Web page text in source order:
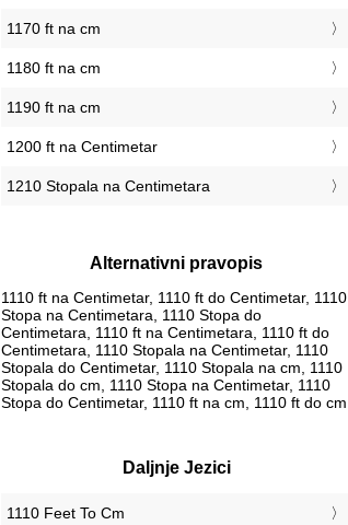
1170 ft na cm
1180 ft na cm
1190 ft na cm
1200 ft na Centimetar
1210 Stopala na Centimetara
Alternativni pravopis
1110 ft na Centimetar, 1110 ft do Centimetar, 1110
Stopa na Centimetara, 1110 Stopa do
Centimetara, 1110 ft na Centimetara, 1110 ft do
Centimetara, 1110 Stopala na Centimetar, 1110
Stopala do Centimetar, 1110 Stopala na cm, 1110
Stopala do cm, 1110 Stopa na Centimetar, 1110
Stopa do Centimetar, 1110 ft na cm, 1110 ft do cm
Daljnje Jezici
‎1110 Feet To Cm